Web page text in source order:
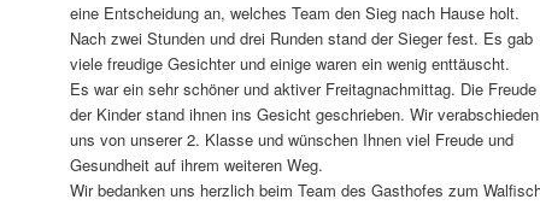
eine Entscheidung an, welches Team den Sieg nach Hause holt.
Nach zwei Stunden und drei Runden stand der Sieger fest. Es gab
viele freudige Gesichter und einige waren ein wenig enttäuscht.
Es war ein sehr schöner und aktiver Freitagnachmittag. Die Freude
der Kinder stand ihnen ins Gesicht geschrieben. Wir verabschieden
uns von unserer 2. Klasse und wünschen Ihnen viel Freude und
Gesundheit auf ihrem weiteren Weg.
Wir bedanken uns herzlich beim Team des Gasthofes zum